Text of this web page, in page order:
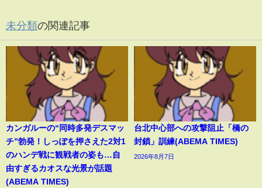
未分類の関連記事
カンガルーの“同時多発デスマッ
チ”勃発！しっぽを押さえた2対1
のハンデ戦に観戦者の姿も…自
由すぎるカオスな光景が話題
(ABEMA TIMES)
台北中心部への攻撃阻止「橋の
封鎖」訓練(ABEMA TIMES)
2026年8月7日